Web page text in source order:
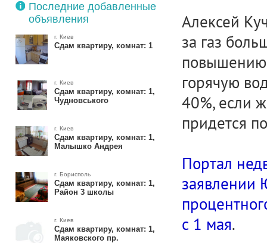
Последние добавленные
объявления
г. Киев
Сдам квартиру, комнат: 1
г. Киев
Сдам квартиру, комнат: 1,
Чудновського
г. Киев
Сдам квартиру, комнат: 1,
Малышко Андрея
г. Борисполь
Сдам квартиру, комнат: 1,
Район 3 школы
г. Киев
Сдам квартиру, комнат: 1,
Маяковского пр.
Алексей
за газ
повышению
горячую
40%, если
придется
Портал
заявлении
с 1 мая.